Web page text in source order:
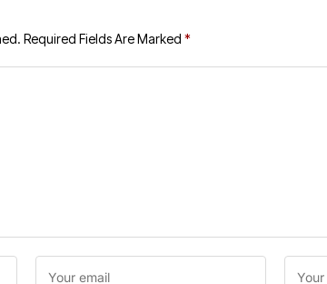
Required Fields Are Marked *